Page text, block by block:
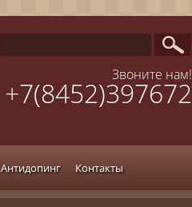
Звоните нам!
+7(8452)397672
Антидопинг Контакты